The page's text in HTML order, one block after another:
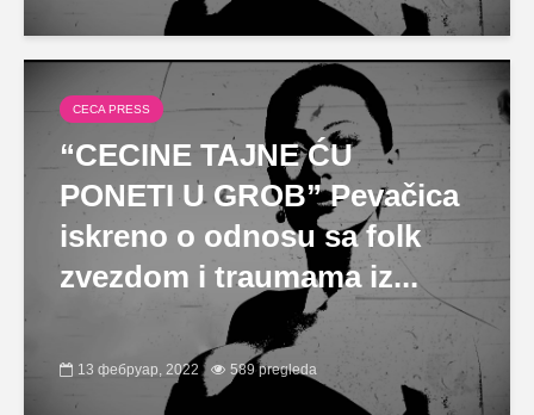
CECA PRESS
“CECINE TAJNE ĆU
PONETI U GROB” Pevačica
iskreno o odnosu sa folk
zvezdom i traumama iz...
13 фебруар, 2022 589 pregleda